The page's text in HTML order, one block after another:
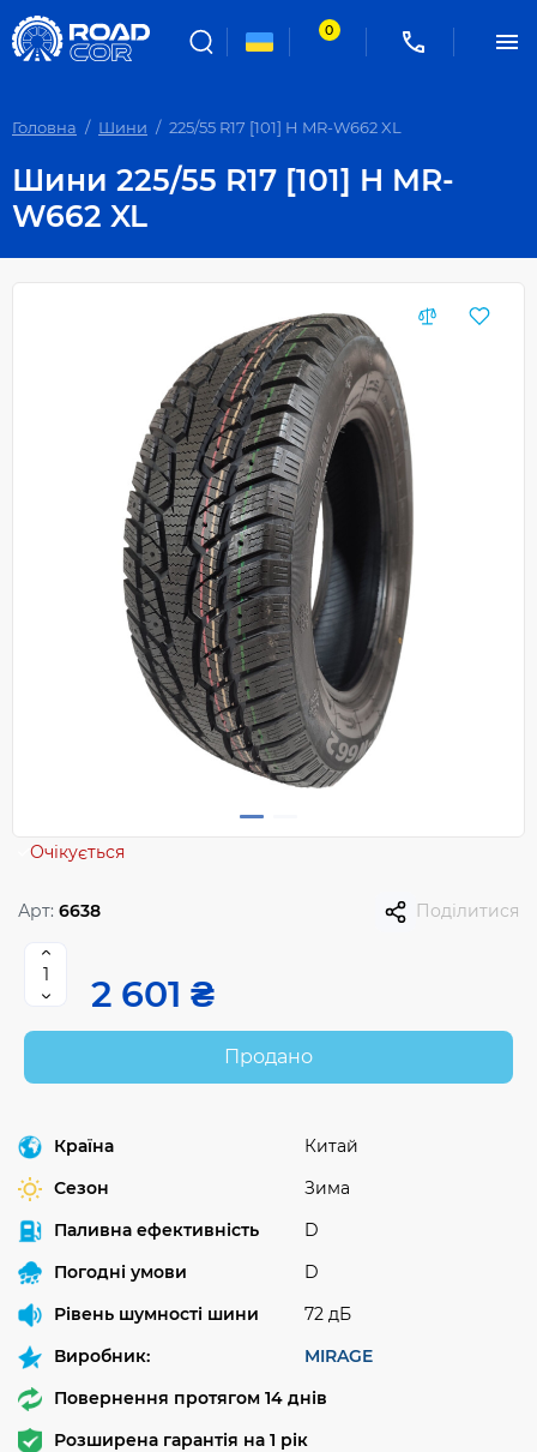
0
Головна Шини 225/55 R17 [101] H MR-W662 XL
Шини 225/55 R17 [101] H MR-
W662 XL
Очікується
Арт: 6638 Поділитися
2 601 ₴
Продано
Країна
Китай
Сезон
Зима
Паливна ефективність
D
Погодні умови
D
Рівень шумності шини
72 дБ
Виробник:
MIRAGE
Повернення протягом 14 днів
Розширена гарантія на 1 рік